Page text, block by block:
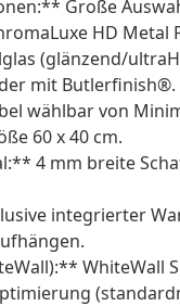
Große
HD Metal
(glänzend/
mit Butlerfinish®.
wählbar von
60 x 40 cm.
4 mm breite
integrierter
WhiteWall